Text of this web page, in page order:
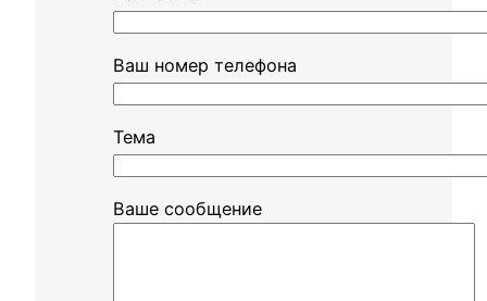
Ваш номер телефона
Тема
Ваше сообщение